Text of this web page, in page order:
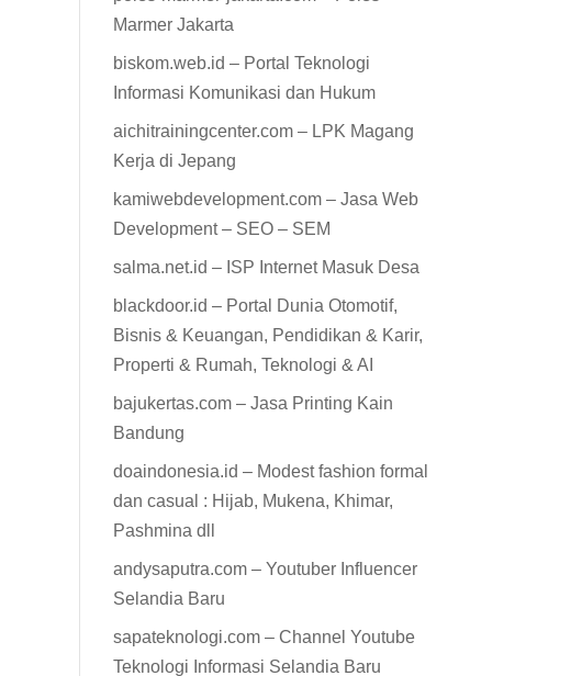
Marmer Jakarta
biskom.web.id – Portal Teknologi
Informasi Komunikasi dan Hukum
aichitrainingcenter.com – LPK Magang
Kerja di Jepang
kamiwebdevelopment.com – Jasa Web
Development – SEO – SEM
salma.net.id – ISP Internet Masuk Desa
blackdoor.id – Portal Dunia Otomotif,
Bisnis & Keuangan, Pendidikan & Karir,
Properti & Rumah, Teknologi & AI
bajukertas.com – Jasa Printing Kain
Bandung
doaindonesia.id – Modest fashion formal
dan casual : Hijab, Mukena, Khimar,
Pashmina dll
andysaputra.com – Youtuber Influencer
Selandia Baru
sapateknologi.com – Channel Youtube
Teknologi Informasi Selandia Baru